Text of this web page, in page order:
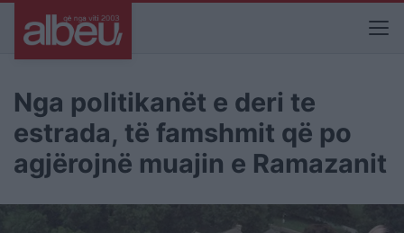
Nga politikanët e deri te
estrada, të famshmit që po
agjërojnë muajin e Ramazanit